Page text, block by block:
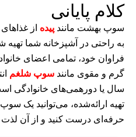
کلام پایانی
سوپ بهشت مانند پیده از
به راحتی در آشپزخانه شما
فراوان خود، تمامی اعضای
گرم و مقوی مانند سوپ شلغم
سال یا دورهمی‌های خانوادگی
تهیه ارائه‌شده، می‌توانید یک
حرفه‌ای درست کنید و از آن لذت